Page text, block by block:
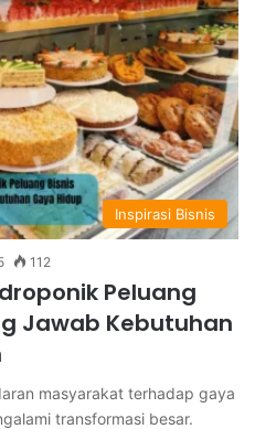
Inspirasi Bisnis
112
Peluang
Jawab Kebutuhan
masyarakat terhadap gaya
transformasi besar.